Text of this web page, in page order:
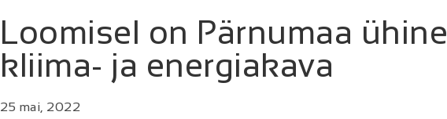
Loomisel on Pärnumaa ühine
kliima- ja energiakava
25 mai, 2022